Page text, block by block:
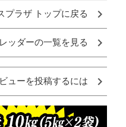
プラザ トップに戻る
ッダーの一覧を見る
ューを投稿するには